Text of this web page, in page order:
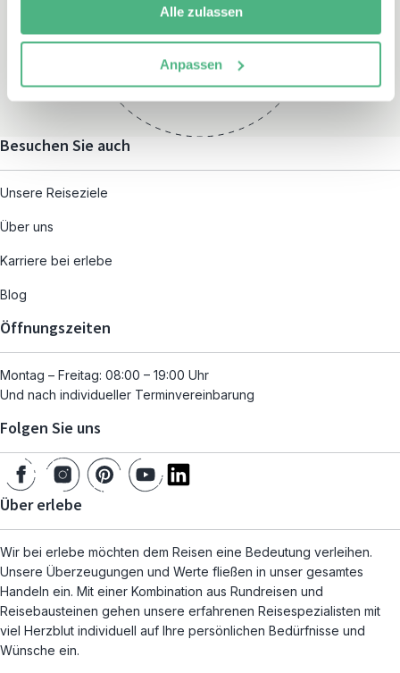
Alle zulassen
Anpassen
Montag – Freitag:
und nach individueller
Terminvereinbarung
Besuchen Sie auch
Unsere Reiseziele
Über uns
Karriere bei erlebe
Blog
Öffnungszeiten
Montag – Freitag: 08:00 – 19:00 Uhr
Und nach individueller Terminvereinbarung
Folgen Sie uns
Über erlebe
Wir bei erlebe möchten dem Reisen eine Bedeutung verleihen.
Unsere Überzeugungen und Werte fließen in unser gesamtes
Handeln ein. Mit einer Kombination aus Rundreisen und
Reisebausteinen gehen unsere erfahrenen Reisespezialisten mit
viel Herzblut individuell auf Ihre persönlichen Bedürfnisse und
Wünsche ein.